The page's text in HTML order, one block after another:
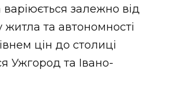
варіюється залежно від
житла та автономності
цін до столиці
Ужгород та Івано-